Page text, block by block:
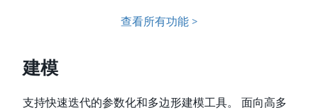
查看所有功能 >
建模
支持快速迭代的参数化和多边形建模工具。 面向高多